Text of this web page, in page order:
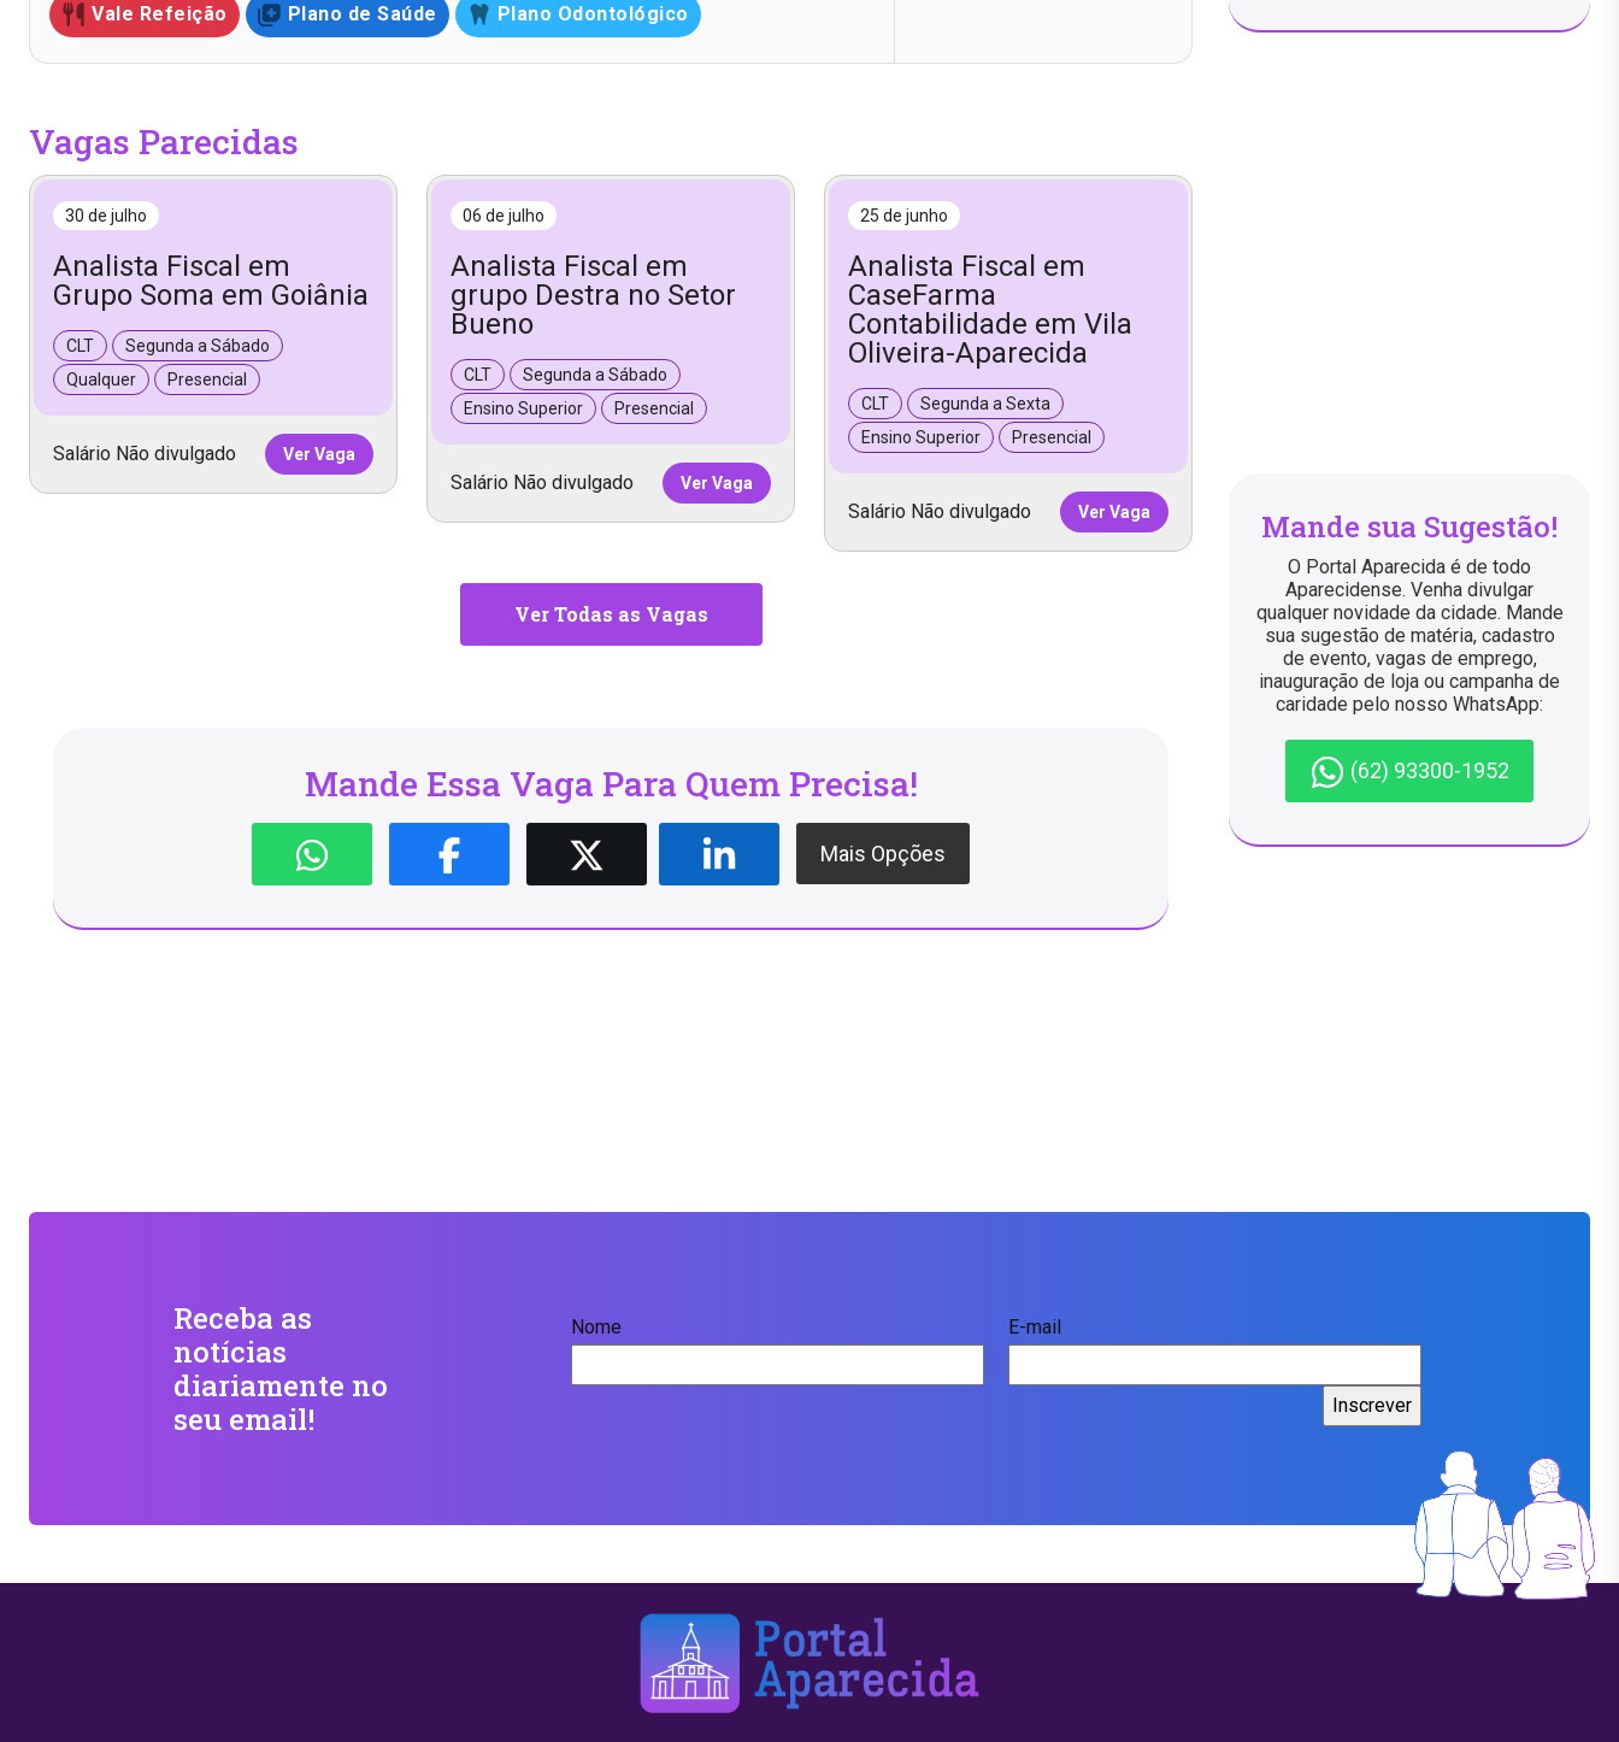
Vale Refeição Plano de Saúde Plano Odontológico
Vagas Parecidas
30 de julho
Analista Fiscal em
Grupo Soma em Goiânia
CLT
Segunda a Sábado
Qualquer
Presencial
Salário Não divulgado Ver Vaga
06 de julho
Analista Fiscal em
grupo Destra no Setor
Bueno
CLT
Segunda a Sábado
Ensino Superior
Presencial
Salário Não divulgado Ver Vaga
25 de junho
Analista Fiscal em
CaseFarma
Contabilidade em Vila
Oliveira-Aparecida
CLT
Segunda a Sexta
Ensino Superior
Presencial
Salário Não divulgado Ver Vaga
Ver Todas as Vagas
Mande Essa Vaga Para Quem Precisa!
Mais Opções
Mande sua Sugestão!
O Portal Aparecida é de todo
Aparecidense. Venha divulgar
qualquer novidade da cidade. Mande
sua sugestão de matéria, cadastro
de evento, vagas de emprego,
inauguração de loja ou campanha de
caridade pelo nosso WhatsApp:
(62) 93300-1952
Receba as
notícias
diariamente no
seu email!
Nome E-mail